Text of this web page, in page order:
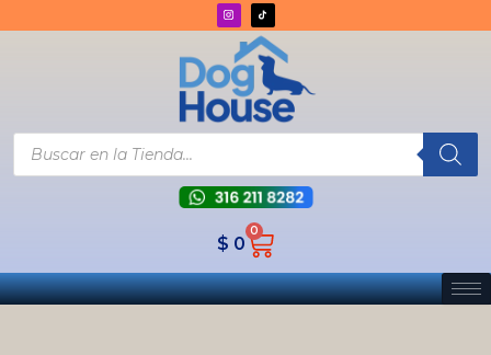
$ 0
0
Cart
Ordenado
por
los
últimos